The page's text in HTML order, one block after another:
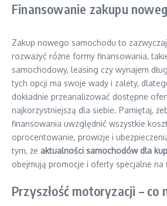
Finansowanie zakupu
Zakup nowego samochodu to
rozważyć różne formy finansowania,
samochodowy, leasing czy wynajem
tych opcji ma swoje wady i zalety,
dokładnie przeanalizować dostępne
najkorzystniejszą dla siebie. Pamiętaj,
finansowania uwzględnić wszystkie
oprocentowanie, prowizje i
tym, że aktualności samochodów dla
obejmują promocje i oferty specjalne na
Przyszłość motoryzacji – co